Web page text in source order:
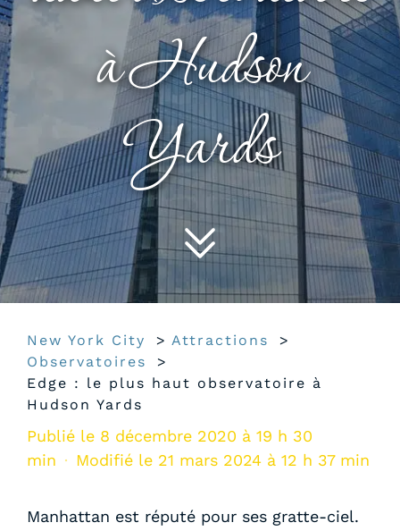
à Hudson
Yards
New York City
Attractions
Observatoires
Edge : le plus haut observatoire à
Hudson Yards
Publié le 8 décembre 2020 à 19 h 30
min · Modifié le 21 mars 2024 à 12 h 37 min
Manhattan est réputé pour ses gratte-ciel.